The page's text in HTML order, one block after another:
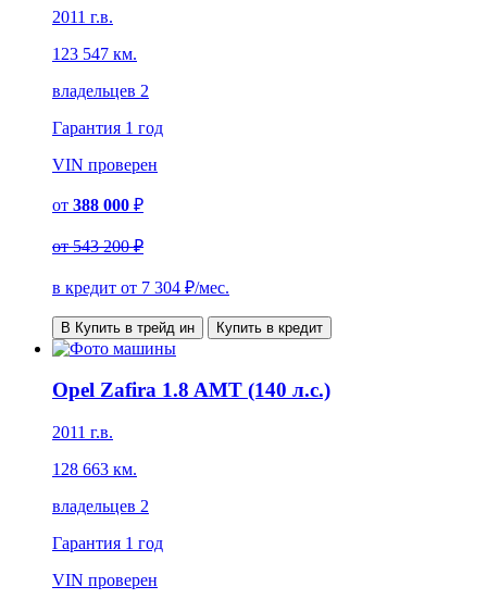
2011 г.в.
123 547 км.
владельцев 2
Гарантия 1 год
VIN проверен
от 388 000 ₽
от543 200 ₽
в кредит от 7 304 ₽/мес.
В Купить в трейд ин Купить в кредит
Opel Zafira 1.8 AMT (140 л.с.)
2011 г.в.
128 663 км.
владельцев 2
Гарантия 1 год
VIN проверен